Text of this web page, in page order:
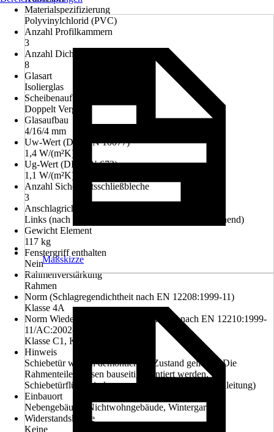
Materialspezifizierung
Polyvinylchlorid (PVC)
Anzahl Profilkammern
3
Anzahl Dichtungen
8
Glasart
Isolierglas
Scheibenaufbau
Doppelt Verglast
Glasaufbau
4/16/4 mm
Uw-Wert (DIN EN 10077)
1,4 W/(m²K)
Ug-Wert (DIN EN 673)
1,1 W/(m²K)
Anzahl Sicherheitsschließbleche
3
Anschlagrichtung
Links (nach innen öffnend), Rechts (nach innen öffnend)
Gewicht Element
117 kg
Fenstergriff enthalten
Nein
Rahmenverstärkung
Rahmen
Norm (Schlagregendichtheit nach EN 12208:1999-11)
Klasse 4A
Norm Wiederstandsfähigkeit b.Windlast nach EN 12210:1999-
11/AC:2002-08
Klasse C1, Klasse B2, Klasse A3
Hinweis
Schiebetür wird in demontiertem Zustand geliefert. Die
Rahmenteile müssen bauseitig montiert werden. Die
Schiebetürflügel sind vormontiert. (siehe Montageanleitung)
Einbauort
Nebengebäude, Nichtwohngebäude, Wintergarten
Widerstandsklasse
Keine
Maßskizze